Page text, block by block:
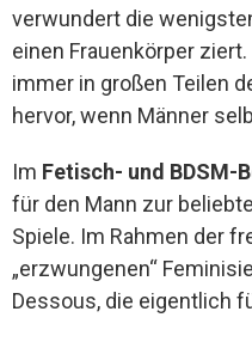
verwundert die
einen Frauenkörper
immer in großen Teilen
hervor, wenn Männer
Im Fetisch- und BDSM-
für den Mann zur
Spiele. Im Rahmen der
„erzwungenen“
Dessous, die eigentlich